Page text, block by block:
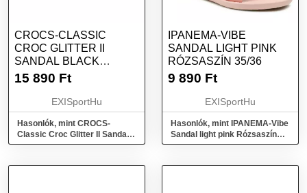
CROCS-CLASSIC
CROC GLITTER II
SANDAL BLACK
FEKETE 38/39
15 890 Ft
EXISportHu
Hasonlók, mint CROCS-
Classic Croc Glitter II Sandal
black Fekete 38/39
IPANEMA-VIBE
SANDAL LIGHT PINK
RÓZSASZÍN 35/36
9 890 Ft
EXISportHu
Hasonlók, mint IPANEMA-Vibe
Sandal light pink Rózsaszín
35/36